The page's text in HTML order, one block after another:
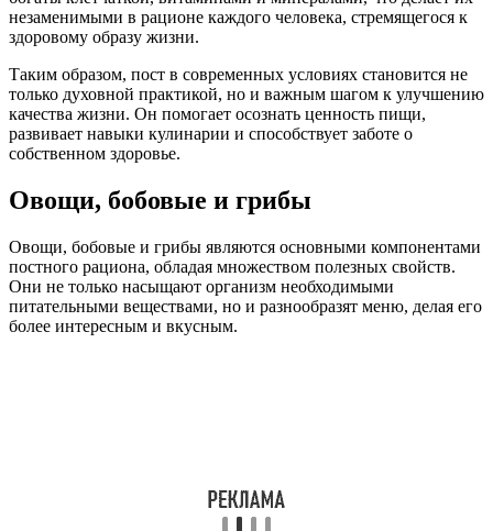
незаменимыми в рационе каждого человека, стремящегося к
здоровому образу жизни.
Таким образом, пост в современных условиях становится не
только духовной практикой, но и важным шагом к улучшению
качества жизни. Он помогает осознать ценность пищи,
развивает навыки кулинарии и способствует заботе о
собственном здоровье.
Овощи, бобовые и грибы
Овощи, бобовые и грибы являются основными компонентами
постного рациона, обладая множеством полезных свойств.
Они не только насыщают организм необходимыми
питательными веществами, но и разнообразят меню, делая его
более интересным и вкусным.